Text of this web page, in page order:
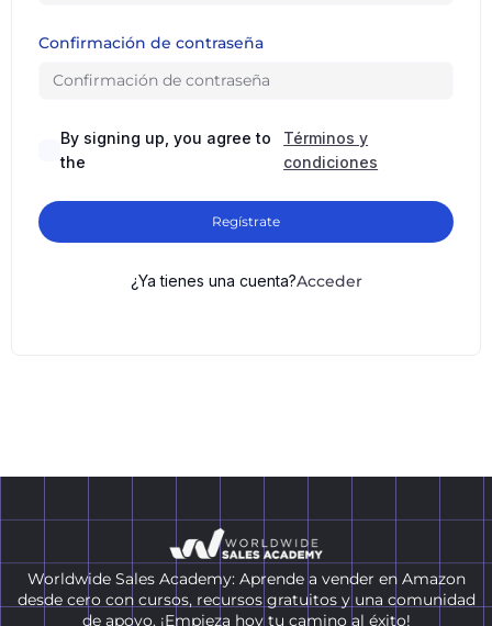
Confirmación de contraseña
By signing up, you agree to
the
Términos y
condiciones
Regístrate
¿Ya tienes una cuenta?Acceder
Worldwide Sales Academy: Aprende a vender en Amazon
desde cero con cursos, recursos gratuitos y una comunidad
de apoyo. ¡Empieza hoy tu camino al éxito!